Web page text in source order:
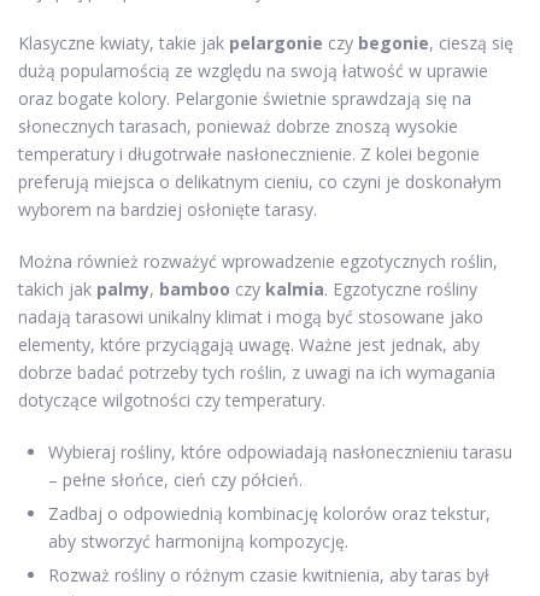
Klasyczne kwiaty, takie jak pelargonie czy begonie, cieszą się
dużą popularnością ze względu na swoją łatwość w uprawie
oraz bogate kolory. Pelargonie świetnie sprawdzają się na
słonecznych tarasach, ponieważ dobrze znoszą wysokie
temperatury i długotrwałe nasłonecznienie. Z kolei begonie
preferują miejsca o delikatnym cieniu, co czyni je doskonałym
wyborem na bardziej osłonięte tarasy.
Można również rozważyć wprowadzenie egzotycznych roślin,
takich jak palmy, bamboo czy kalmia. Egzotyczne rośliny
nadają tarasowi unikalny klimat i mogą być stosowane jako
elementy, które przyciągają uwagę. Ważne jest jednak, aby
dobrze badać potrzeby tych roślin, z uwagi na ich wymagania
dotyczące wilgotności czy temperatury.
Wybieraj rośliny, które odpowiadają nasłonecznieniu tarasu
– pełne słońce, cień czy półcień.
Zadbaj o odpowiednią kombinację kolorów oraz tekstur,
aby stworzyć harmonijną kompozycję.
Rozważ rośliny o różnym czasie kwitnienia, aby taras był